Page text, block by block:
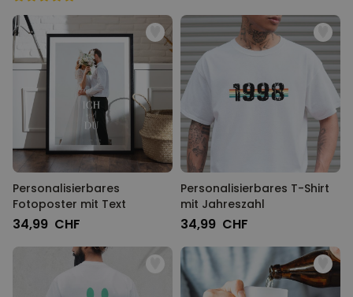
Personalisierbares
Fotoposter mit Text
34,99 CHF
Personalisierbares T-Shirt
mit Jahreszahl
34,99 CHF